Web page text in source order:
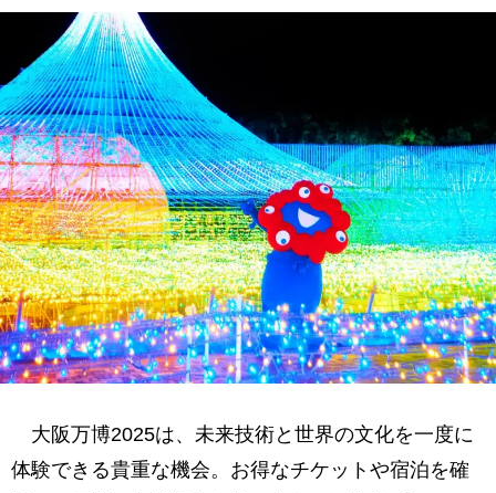
大阪万博2025は、未来技術と世界の文化を一度に
体験できる貴重な機会。お得なチケットや宿泊を確